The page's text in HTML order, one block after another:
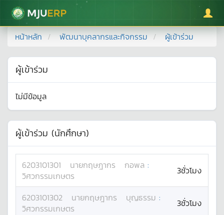
มหาวิทยาลัยแม่โจ้
หน้าหลัก พัฒนาบุคลากรและกิจกรรม ผู้เข้าร่วม
ผู้เข้าร่วม
ไม่มีข้อมูล
ผู้เข้าร่วม (นักศึกษา)
6203101301 นายกฤษฎากร กอพล :
วิศวกรรมเกษตร
3ชั่วโมง
6203101302 นายกฤษฎากร บุญธรรม :
วิศวกรรมเกษตร
3ชั่วโมง